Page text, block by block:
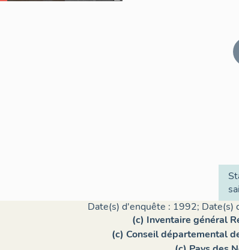
Date(s) d'enquête : 1992;
(c) Inventaire général
(c) Conseil départemental